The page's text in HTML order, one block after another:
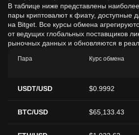
В таблице ниже представлены
пары криптовалют к фиату, доступные
на Bitget. Все курсы обмена
от ведущих глобальных поставщиков
рыночных данных и обновляются в
Пара Курс обмена
USDT/USD $0.9992
BTC/USD $65,133.43